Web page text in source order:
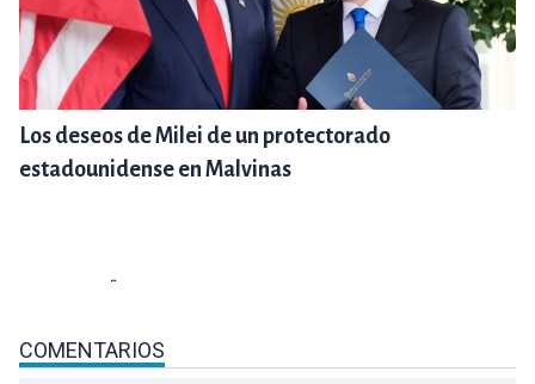
Los deseos de Milei de un protectorado
estadounidense en Malvinas
COMENTARIOS